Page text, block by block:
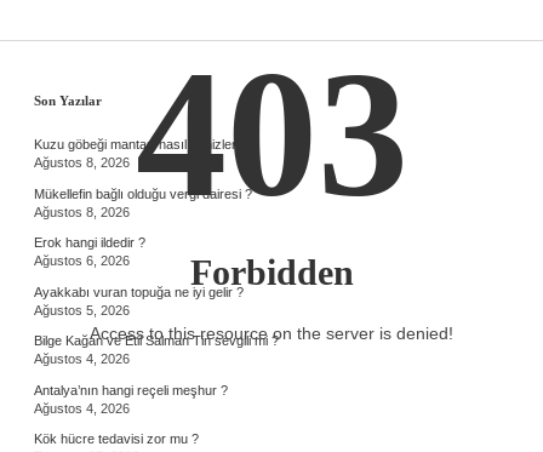
Sidebar
Son Yazılar
Kuzu göbeği mantarı nasıl temizlenir ?
Ağustos 8, 2026
Mükellefin bağlı olduğu vergi dairesi ?
Ağustos 8, 2026
Erok hangi ildedir ?
Ağustos 6, 2026
Ayakkabı vuran topuğa ne iyi gelir ?
Ağustos 5, 2026
Bilge Kağan ve Etil Salman Tin sevgili mi ?
Ağustos 4, 2026
Antalya’nın hangi reçeli meşhur ?
Ağustos 4, 2026
Kök hücre tedavisi zor mu ?
403
Forbidden
Access to this resource on the server is denied!